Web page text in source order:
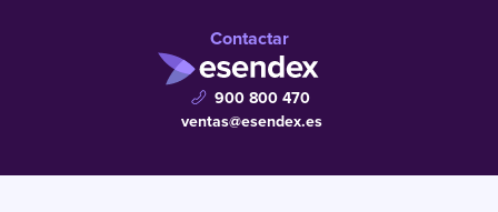
Contactar
900 800 470
ventas@esendex.es